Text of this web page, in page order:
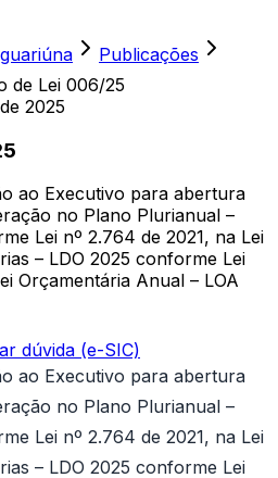
Publicações
de Lei 006/25
2025
ao Executivo para abertura
no Plano Plurianual –
Lei nº 2.764 de 2021, na Lei
– LDO 2025 conforme Lei
Orçamentária Anual – LOA
dúvida (e-SIC)
ao Executivo para abertura
no Plano Plurianual –
Lei nº 2.764 de 2021, na Lei
– LDO 2025 conforme Lei